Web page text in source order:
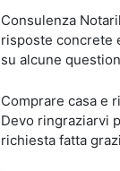
Consulenza
risposte concrete
su alcune
Comprare casa e
Devo ringraziarvi
richiesta fatta